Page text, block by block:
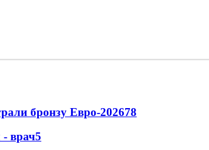
бронзу Евро-202678
- врач5